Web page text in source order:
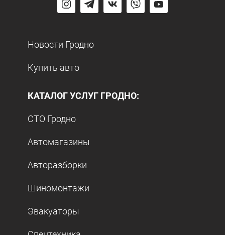
Новости Гродно
Купить авто
КАТАЛОГ УСЛУГ ГРОДНО:
СТО Гродно
Автомагазины
Авторазборки
Шиномонтажи
Эвакуаторы